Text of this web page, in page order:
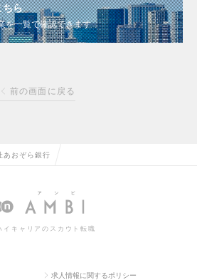
ちら
を一覧で確認できます
前の画面に戻る
あおぞら銀行
イキャリアのスカウト転職
求人情報に関するポリシー